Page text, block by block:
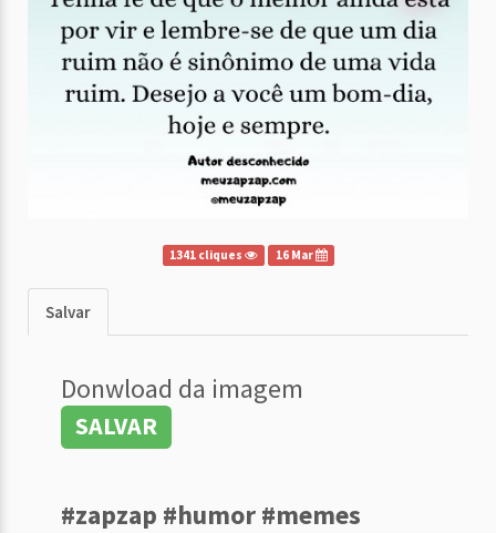
1341 cliques 16 Mar
Salvar
Donwload da imagem
SALVAR
#zapzap #humor #memes